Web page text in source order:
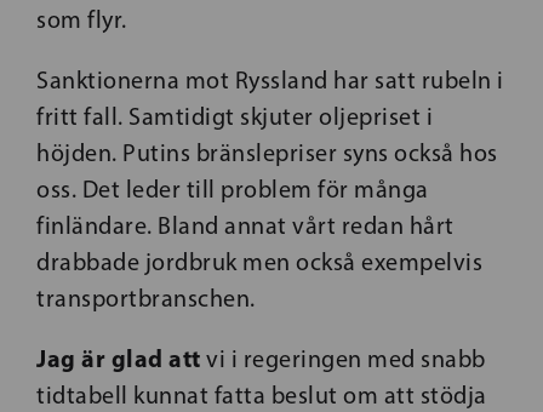
som flyr.
Sanktionerna mot Ryssland har satt rubeln i
fritt fall. Samtidigt skjuter oljepriset i
höjden. Putins bränslepriser syns också hos
oss. Det leder till problem för många
finländare. Bland annat vårt redan hårt
drabbade jordbruk men också exempelvis
transportbranschen.
Jag är glad att vi i regeringen med snabb
tidtabell kunnat fatta beslut om att stödja